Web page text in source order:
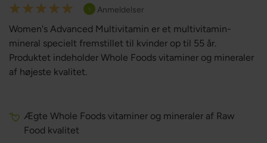
Rating:
100
% of100
1 Anmeldelser
Women's Advanced Multivitamin er et multivitamin-
mineral specielt fremstillet til kvinder op til 55 år.
Produktet indeholder Whole Foods vitaminer og mineraler
af højeste kvalitet.
Ægte Whole Foods vitaminer og mineraler af Raw
Food kvalitet